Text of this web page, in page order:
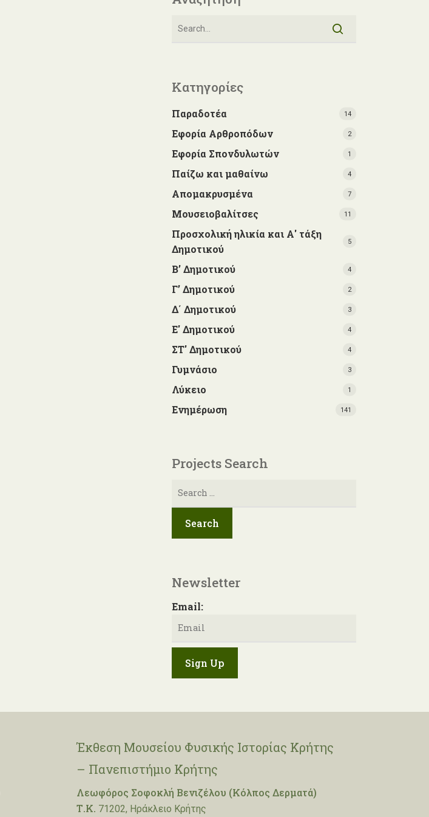
Κατηγορίες
Παραδοτέα 14
Εφορία Αρθροπόδων 2
Εφορία Σπονδυλωτών 1
Παίζω και μαθαίνω 4
Απομακρυσμένα 7
Μουσειοβαλίτσες 11
Προσχολική ηλικία και Α' τάξη
Δημοτικού
5
Β’ Δημοτικού 4
Γ’ Δημοτικού 2
Δ΄ Δημοτικού 3
Ε' Δημοτικού 4
ΣΤ' Δημοτικού 4
Γυμνάσιο 3
Λύκειο 1
Ενημέρωση 141
Projects Search
Αναζήτηση
Newsletter
Email:
Έκθεση Μουσείου Φυσικής Ιστορίας Κρήτης
– Πανεπιστήμιο Κρήτης
Λεωφόρος Σοφοκλή Βενιζέλου (Κόλπος Δερματά)
Τ.Κ. 71202, Ηράκλειο Κρήτης